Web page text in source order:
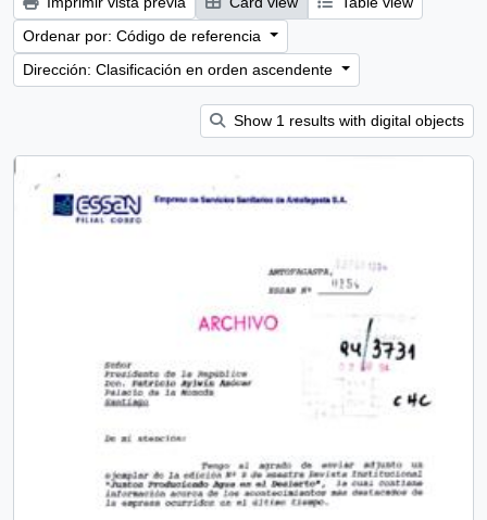
Ordenar por: Código de referencia
Dirección: Clasificación en orden ascendente
Show 1 results with digital objects